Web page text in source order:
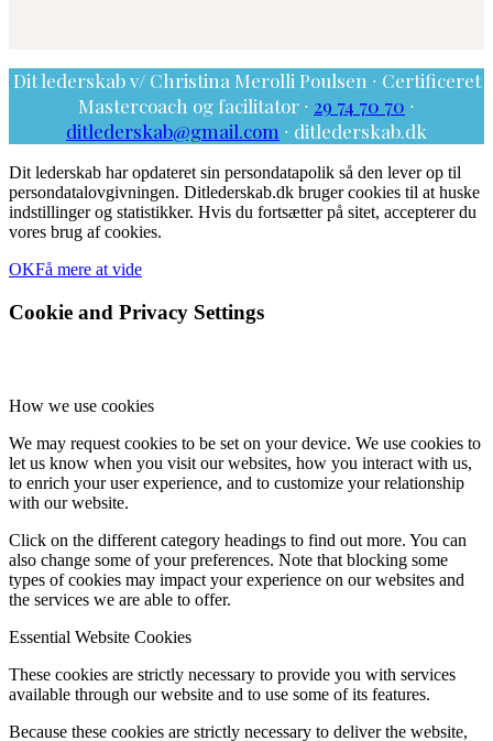
Dit lederskab v/ Christina Merolli Poulsen ∙ Certificeret
Mastercoach og facilitator ∙ 29 74 70 70 ∙
ditlederskab@gmail.com ∙ ditlederskab.dk
Dit lederskab har opdateret sin persondatapolik så den lever op til
persondatalovgivningen. Ditlederskab.dk bruger cookies til at huske
indstillinger og statistikker. Hvis du fortsætter på sitet, accepterer du
vores brug af cookies.
OKFå mere at vide
Cookie and Privacy Settings
How we use cookies
We may request cookies to be set on your device. We use cookies to
let us know when you visit our websites, how you interact with us,
to enrich your user experience, and to customize your relationship
with our website.
Click on the different category headings to find out more. You can
also change some of your preferences. Note that blocking some
types of cookies may impact your experience on our websites and
the services we are able to offer.
Essential Website Cookies
These cookies are strictly necessary to provide you with services
available through our website and to use some of its features.
Because these cookies are strictly necessary to deliver the website,